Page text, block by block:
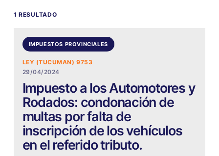
1 RESULTADO
IMPUESTOS PROVINCIALES
LEY (TUCUMAN) 9753
29/04/2024
Impuesto a los Automotores y
Rodados: condonación de
multas por falta de
inscripción de los vehículos
en el referido tributo.